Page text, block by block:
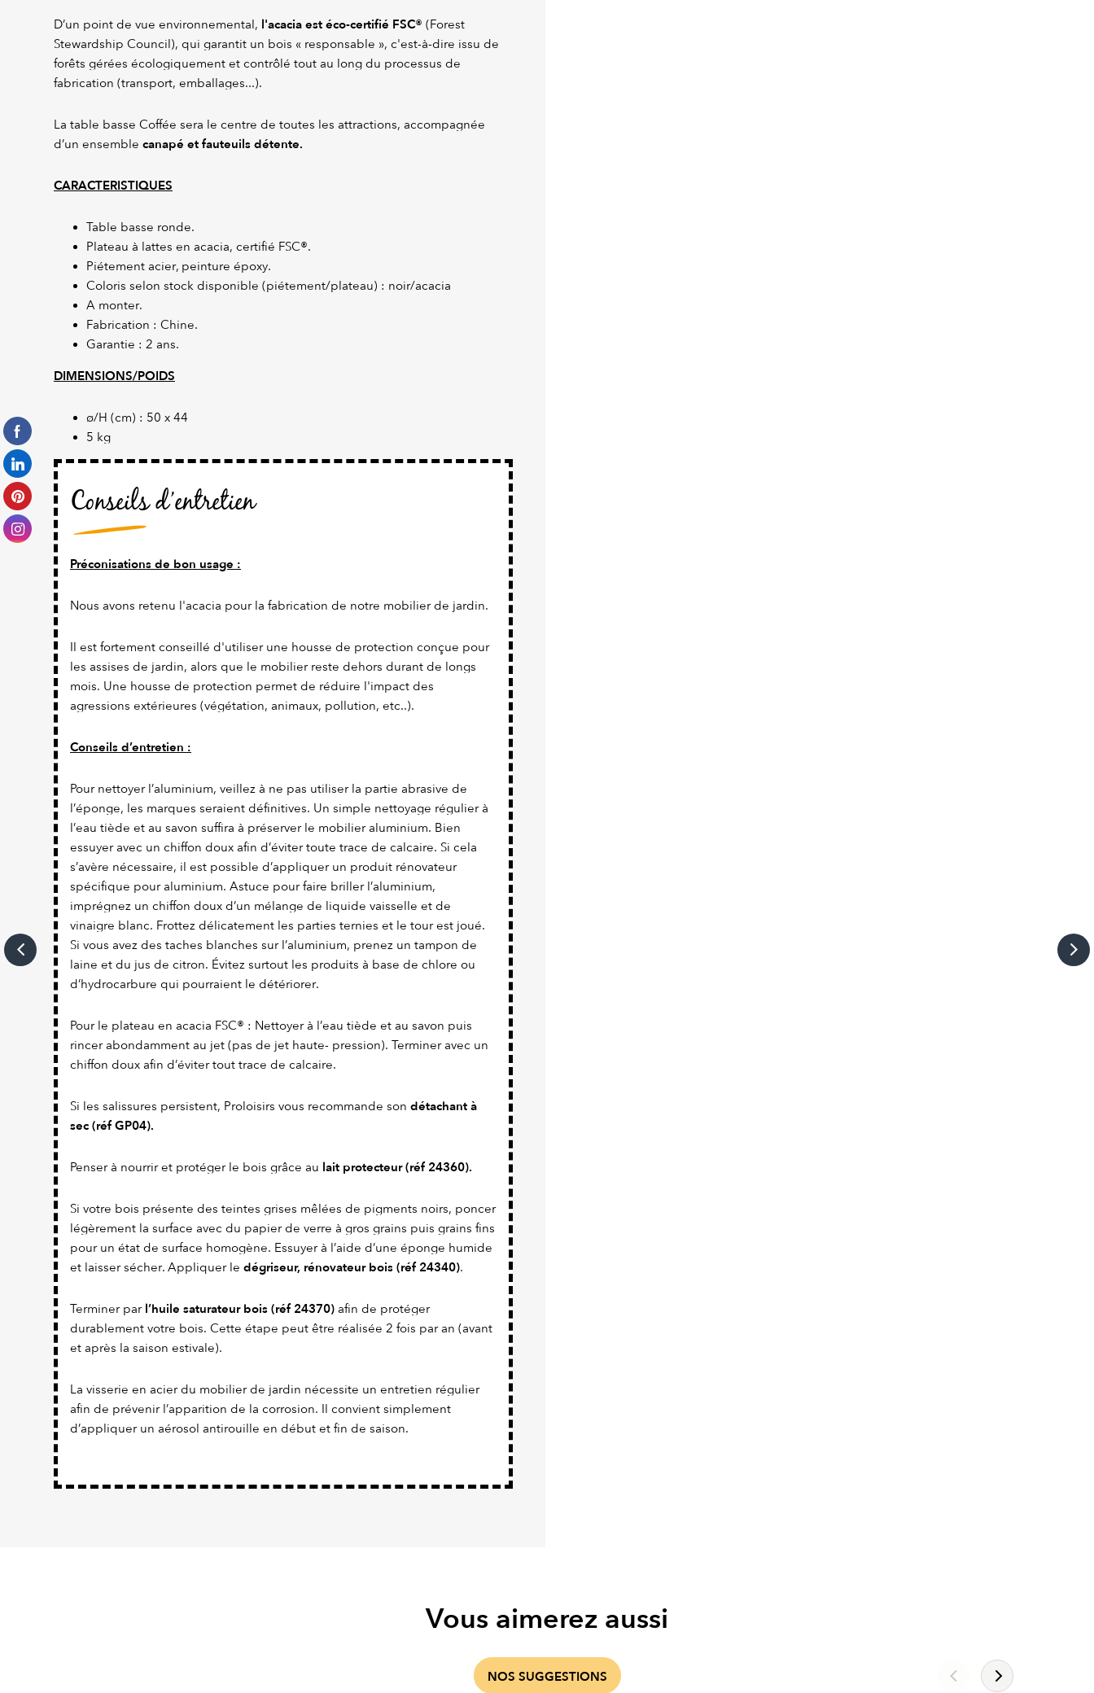
D’un point de vue environnemental, l'acacia est éco-certifié FSC® (Forest
Stewardship Council), qui garantit un bois « responsable », c'est-à-dire issu de
forêts gérées écologiquement et contrôlé tout au long du processus de
fabrication (transport, emballages...).
La table basse Coffée sera le centre de toutes les attractions, accompagnée
d’un ensemble canapé et fauteuils détente.
CARACTERISTIQUES
Table basse ronde.
Plateau à lattes en acacia, certifié FSC®.
Piétement acier, peinture époxy.
Coloris selon stock disponible (piétement/plateau) : noir/acacia
A monter.
Fabrication : Chine.
Garantie : 2 ans.
DIMENSIONS/POIDS
ø/H (cm) : 50 x 44
5 kg
Conseils d’entretien
Préconisations de bon usage :
Nous avons retenu l'acacia pour la fabrication de notre mobilier de jardin.
Il est fortement conseillé d'utiliser une housse de protection conçue pour
les assises de jardin, alors que le mobilier reste dehors durant de longs
mois. Une housse de protection permet de réduire l'impact des
agressions extérieures (végétation, animaux, pollution, etc..).
Conseils d’entretien :
Pour nettoyer l’aluminium, veillez à ne pas utiliser la partie abrasive de
l’éponge, les marques seraient définitives. Un simple nettoyage régulier à
l’eau tiède et au savon suffira à préserver le mobilier aluminium. Bien
essuyer avec un chiffon doux afin d’éviter toute trace de calcaire. Si cela
s’avère nécessaire, il est possible d’appliquer un produit rénovateur
spécifique pour aluminium. Astuce pour faire briller l’aluminium,
imprégnez un chiffon doux d’un mélange de liquide vaisselle et de
vinaigre blanc. Frottez délicatement les parties ternies et le tour est joué.
Si vous avez des taches blanches sur l’aluminium, prenez un tampon de
laine et du jus de citron. Évitez surtout les produits à base de chlore ou
d’hydrocarbure qui pourraient le détériorer.
Pour le plateau en acacia FSC® : Nettoyer à l’eau tiède et au savon puis
rincer abondamment au jet (pas de jet haute- pression). Terminer avec un
chiffon doux afin d’éviter tout trace de calcaire.
Si les salissures persistent, Proloisirs vous recommande son détachant à
sec (réf GP04).
Penser à nourrir et protéger le bois grâce au lait protecteur (réf 24360).
Si votre bois présente des teintes grises mêlées de pigments noirs, poncer
légèrement la surface avec du papier de verre à gros grains puis grains fins
pour un état de surface homogène. Essuyer à l’aide d’une éponge humide
et laisser sécher. Appliquer le dégriseur, rénovateur bois (réf 24340).
Terminer par l’huile saturateur bois (réf 24370) afin de protéger
durablement votre bois. Cette étape peut être réalisée 2 fois par an (avant
et après la saison estivale).
La visserie en acier du mobilier de jardin nécessite un entretien régulier
afin de prévenir l’apparition de la corrosion. Il convient simplement
d’appliquer un aérosol antirouille en début et fin de saison.
Vous aimerez aussi
NOS SUGGESTIONS